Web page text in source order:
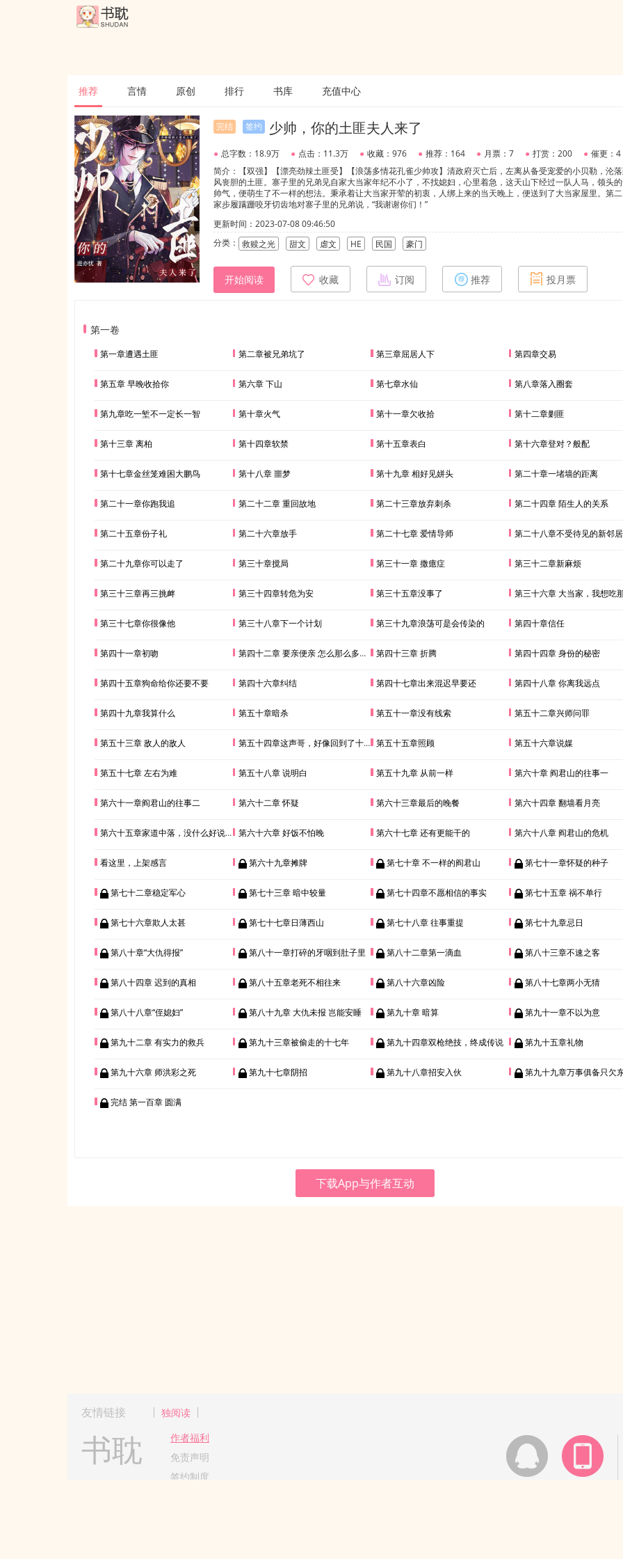
推荐 言情 原创 排行 书库 充值中心
完结 签约 少帅，你的土匪夫人来了
● 总字数：18.9万 ● 点击：11.3万 ● 收藏：976 ● 推荐：164 ● 月票：7 ● 打赏：200 ● 催更：4
简介：【双强】【漂亮劲辣土匪受】【浪荡多情花孔雀少帅攻】清政府灭亡后，左离从备受宠爱的小贝勒，沦
风丧胆的土匪。寨子里的兄弟见自家大当家年纪不小了，不找媳妇，心里着急，这天山下经过一队人马，领头
帅气，便萌生了不一样的想法。秉承着让大当家开荤的初衷，人绑上来的当天晚上，便送到了大当家屋里。第
家步履蹒跚咬牙切齿地对寨子里的兄弟说，“我谢谢你们！”
更新时间：2023-07-08 09:46:50
分类： 救赎之光 甜文 虐文 HE 民国 豪门
开始阅读 收藏 订阅 推荐 投月票
第一卷
第一章遭遇土匪 第二章被兄弟坑了 第三章屈居人下 第四章交易
第五章 早晚收拾你 第六章 下山 第七章水仙 第八章落入圈套
第九章吃一堑不一定长一智 第十章火气 第十一章欠收拾 第十二章剿匪
第十三章 离柏 第十四章软禁 第十五章表白 第十六章登对？般配
第十七章金丝笼难困大鹏鸟 第十八章 噩梦 第十九章 相好见姘头 第二十章一堵墙的距离
第二十一章你跑我追 第二十二章 重回故地 第二十三章放弃刺杀 第二十四章 陌生人的关系
第二十五章份子礼 第二十六章放手 第二十七章 爱情导师 第二十八章不受待见的新邻居
第二十九章你可以走了 第三十章搅局 第三十一章 撒癔症 第三十二章新麻烦
第三十三章再三挑衅 第三十四章转危为安 第三十五章没事了 第三十六章 大当家，我想吃
第三十七章你很像他 第三十八章下一个计划 第三十九章浪荡可是会传染的 第四十章信任
第四十一章初吻 第四十二章 要亲便亲 怎么那么多废话 第四十三章 折腾 第四十四章 身份的秘密
第四十五章狗命给你还要不要 第四十六章纠结 第四十七章出来混迟早要还 第四十八章 你离我远点
第四十九章我算什么 第五十章暗杀 第五十一章没有线索 第五十二章兴师问罪
第五十三章 敌人的敌人 第五十四章这声哥，好像回到了十六年前 第五十五章照顾 第五十六章说媒
第五十七章 左右为难 第五十八章 说明白 第五十九章 从前一样 第六十章 阎君山的往事一
第六十一章阎君山的往事二 第六十二章 怀疑 第六十三章最后的晚餐 第六十四章 翻墙看月亮
第六十五章家道中落，没什么好说的 第六十六章 好饭不怕晚 第六十七章 还有更能干的 第六十八章 阎君山的危机
看这里，上架感言 第六十九章摊牌 第七十章 不一样的阎君山 第七十一章怀疑的种子
第七十二章稳定军心 第七十三章 暗中较量 第七十四章不愿相信的事实 第七十五章 祸不单行
第七十六章欺人太甚 第七十七章日薄西山 第七十八章 往事重提 第七十九章忌日
第八十章“大仇得报” 第八十一章打碎的牙咽到肚子里 第八十二章第一滴血 第八十三章不速之客
第八十四章 迟到的真相 第八十五章老死不相往来 第八十六章凶险 第八十七章两小无猜
第八十八章“侄媳妇” 第八十九章 大仇未报 岂能安睡 第九十章 暗算 第九十一章不以为意
第九十二章 有实力的救兵 第九十三章被偷走的十七年 第九十四章双枪绝技，终成传说 第九十五章礼物
第九十六章 师洪彩之死 第九十七章阴招 第九十八章招安入伙 第九十九章万事俱备只欠
完结 第一百章 圆满
下载App与作者互动
友情链接 独阅读
书耽
作者福利
免责声明
签约制度